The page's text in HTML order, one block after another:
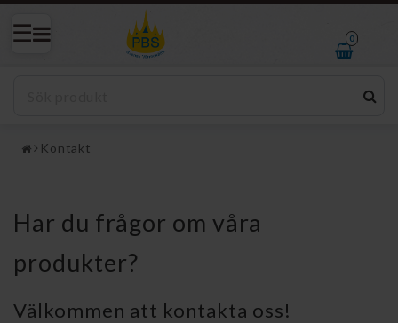
0
Kontakt
Har du frågor om våra
produkter?
Välkommen att kontakta oss!